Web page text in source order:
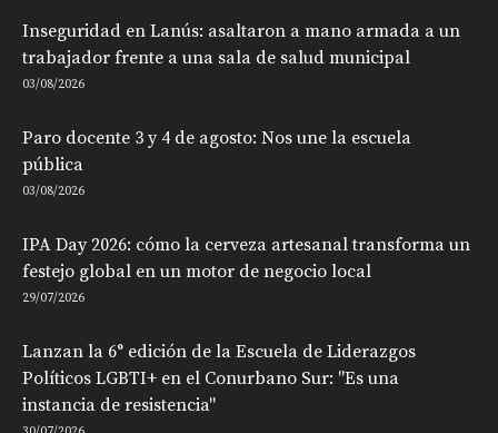
Inseguridad en Lanús: asaltaron a mano armada a un
trabajador frente a una sala de salud municipal
03/08/2026
Paro docente 3 y 4 de agosto: Nos une la escuela
pública
03/08/2026
IPA Day 2026: cómo la cerveza artesanal transforma un
festejo global en un motor de negocio local
29/07/2026
Lanzan la 6° edición de la Escuela de Liderazgos
Políticos LGBTI+ en el Conurbano Sur: "Es una
instancia de resistencia"